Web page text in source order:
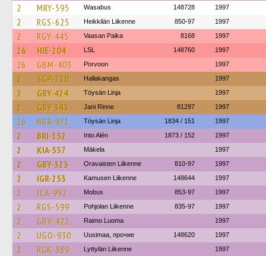
2 MRY-595 Wasabus 148728 1997
2 RGS-625 Heikkilän Liikenne 850-97 1997
2 RGY-445 Vaasan Paika 8168 1997
26 HIE-204 LSL 148760 1997
26 GBM-403 Porvoon 1997
2 SGP-710 Hallakangas 1997
2 GBY-424 Töysän Linja 1997
2 GBY-343 Jani Rinne 81297 1997
26 NBR-971 Töysän Linja 1834 / 151 1997
2 BRI-152 Into Alén 1873 / 152 1997
2 KIA-537 Mäkela 1997
2 GBY-323 Oravaisten Liikenne 810-97 1997
2 IGR-253 Kamusen Liikenne 148644 1997
2 JCA-992 Mobus 853-97 1997
2 RGS-599 Pohjolan Liikenne 835-97 1997
2 GBY-422 Raimo Luoma 1997
2 UGO-930 Uusimaa, прочие 148620 1997
2 RGK-389 Lyttylän Liikenne 1997